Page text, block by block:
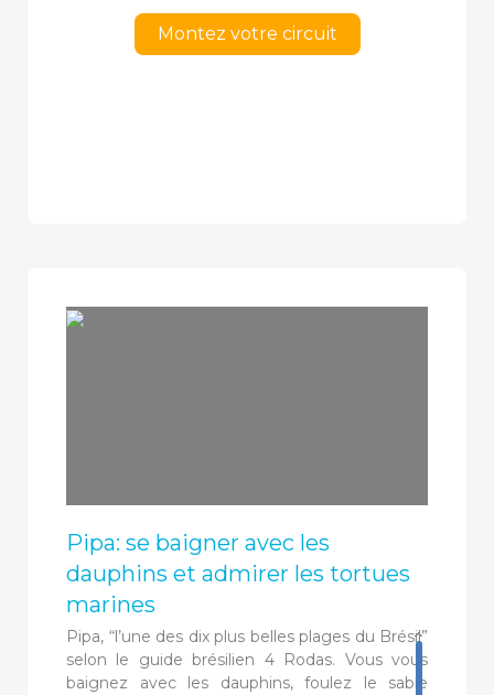
Montez votre circuit
Pipa: se baigner avec les
dauphins et admirer les tortues
marines
Pipa, “l’une des dix plus belles plages du Brésil”
selon le guide brésilien 4 Rodas. Vous vous
baignez avec les dauphins, foulez le sable